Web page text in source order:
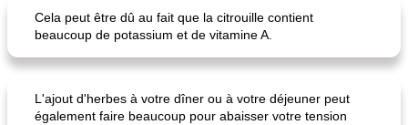
Cela peut être dû au fait que la citrouille contient
beaucoup de potassium et de vitamine A.
L'ajout d'herbes à votre dîner ou à votre déjeuner peut
également faire beaucoup pour abaisser votre tension